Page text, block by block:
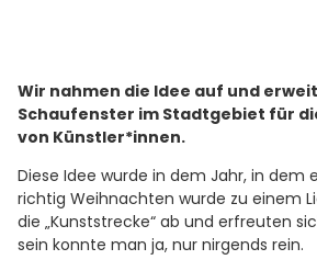
Wir nahmen die Idee auf und
Schaufenster im Stadtgebiet für
von Künstler*innen.
Diese Idee wurde in dem Jahr, in dem
richtig Weihnachten wurde zu einem
die „Kunststrecke“ ab und erfreuten
sein konnte man ja, nur nirgends rein.